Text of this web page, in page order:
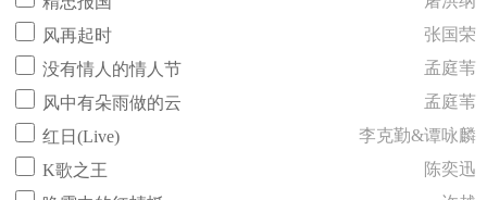
风再起时
张国荣
没有情人的情人节
孟庭苇
风中有朵雨做的云
孟庭苇
红日(Live)
李克勤&谭咏麟
K歌之王
陈奕迅